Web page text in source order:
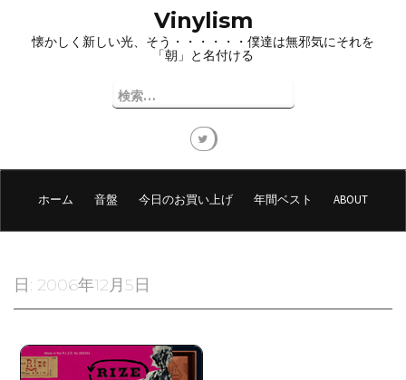
プ
Vinylism
懐かしく新しい光、そう・・・・・・僕達は無邪気にそれを
「朝」と名付ける
検
索:
ホーム 音盤 今日のお買い上げ 年間ベスト ABOUT
日: 2006年12月5日